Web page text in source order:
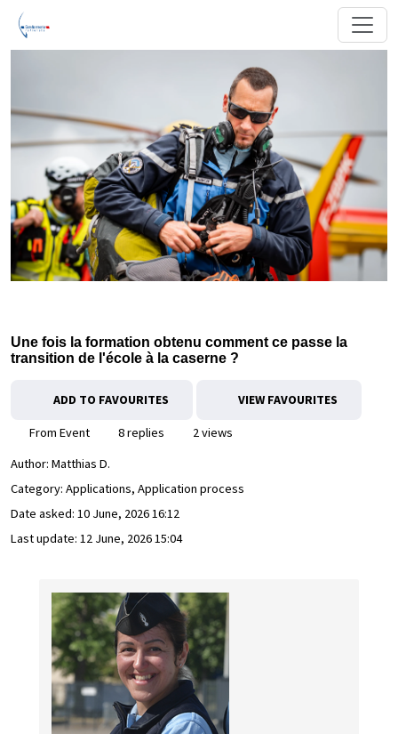
Une fois la formation obtenu comment ce passe la
transition de l'école à la caserne ?
ADD TO FAVOURITES VIEW FAVOURITES
From Event 8 replies
2 views
Author: Matthias D.
Category: Applications, Application process
Date asked: 10 June, 2026 16:12
Last update: 12 June, 2026 15:04